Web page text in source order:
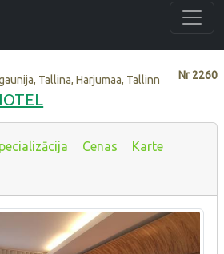
Nr2260
Tallina, Harjumaa, Tallinn
Cenas Karte